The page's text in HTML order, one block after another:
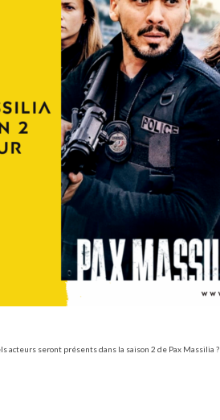
acteurs seront présents dans la saison 2 de Pax Massilia ?